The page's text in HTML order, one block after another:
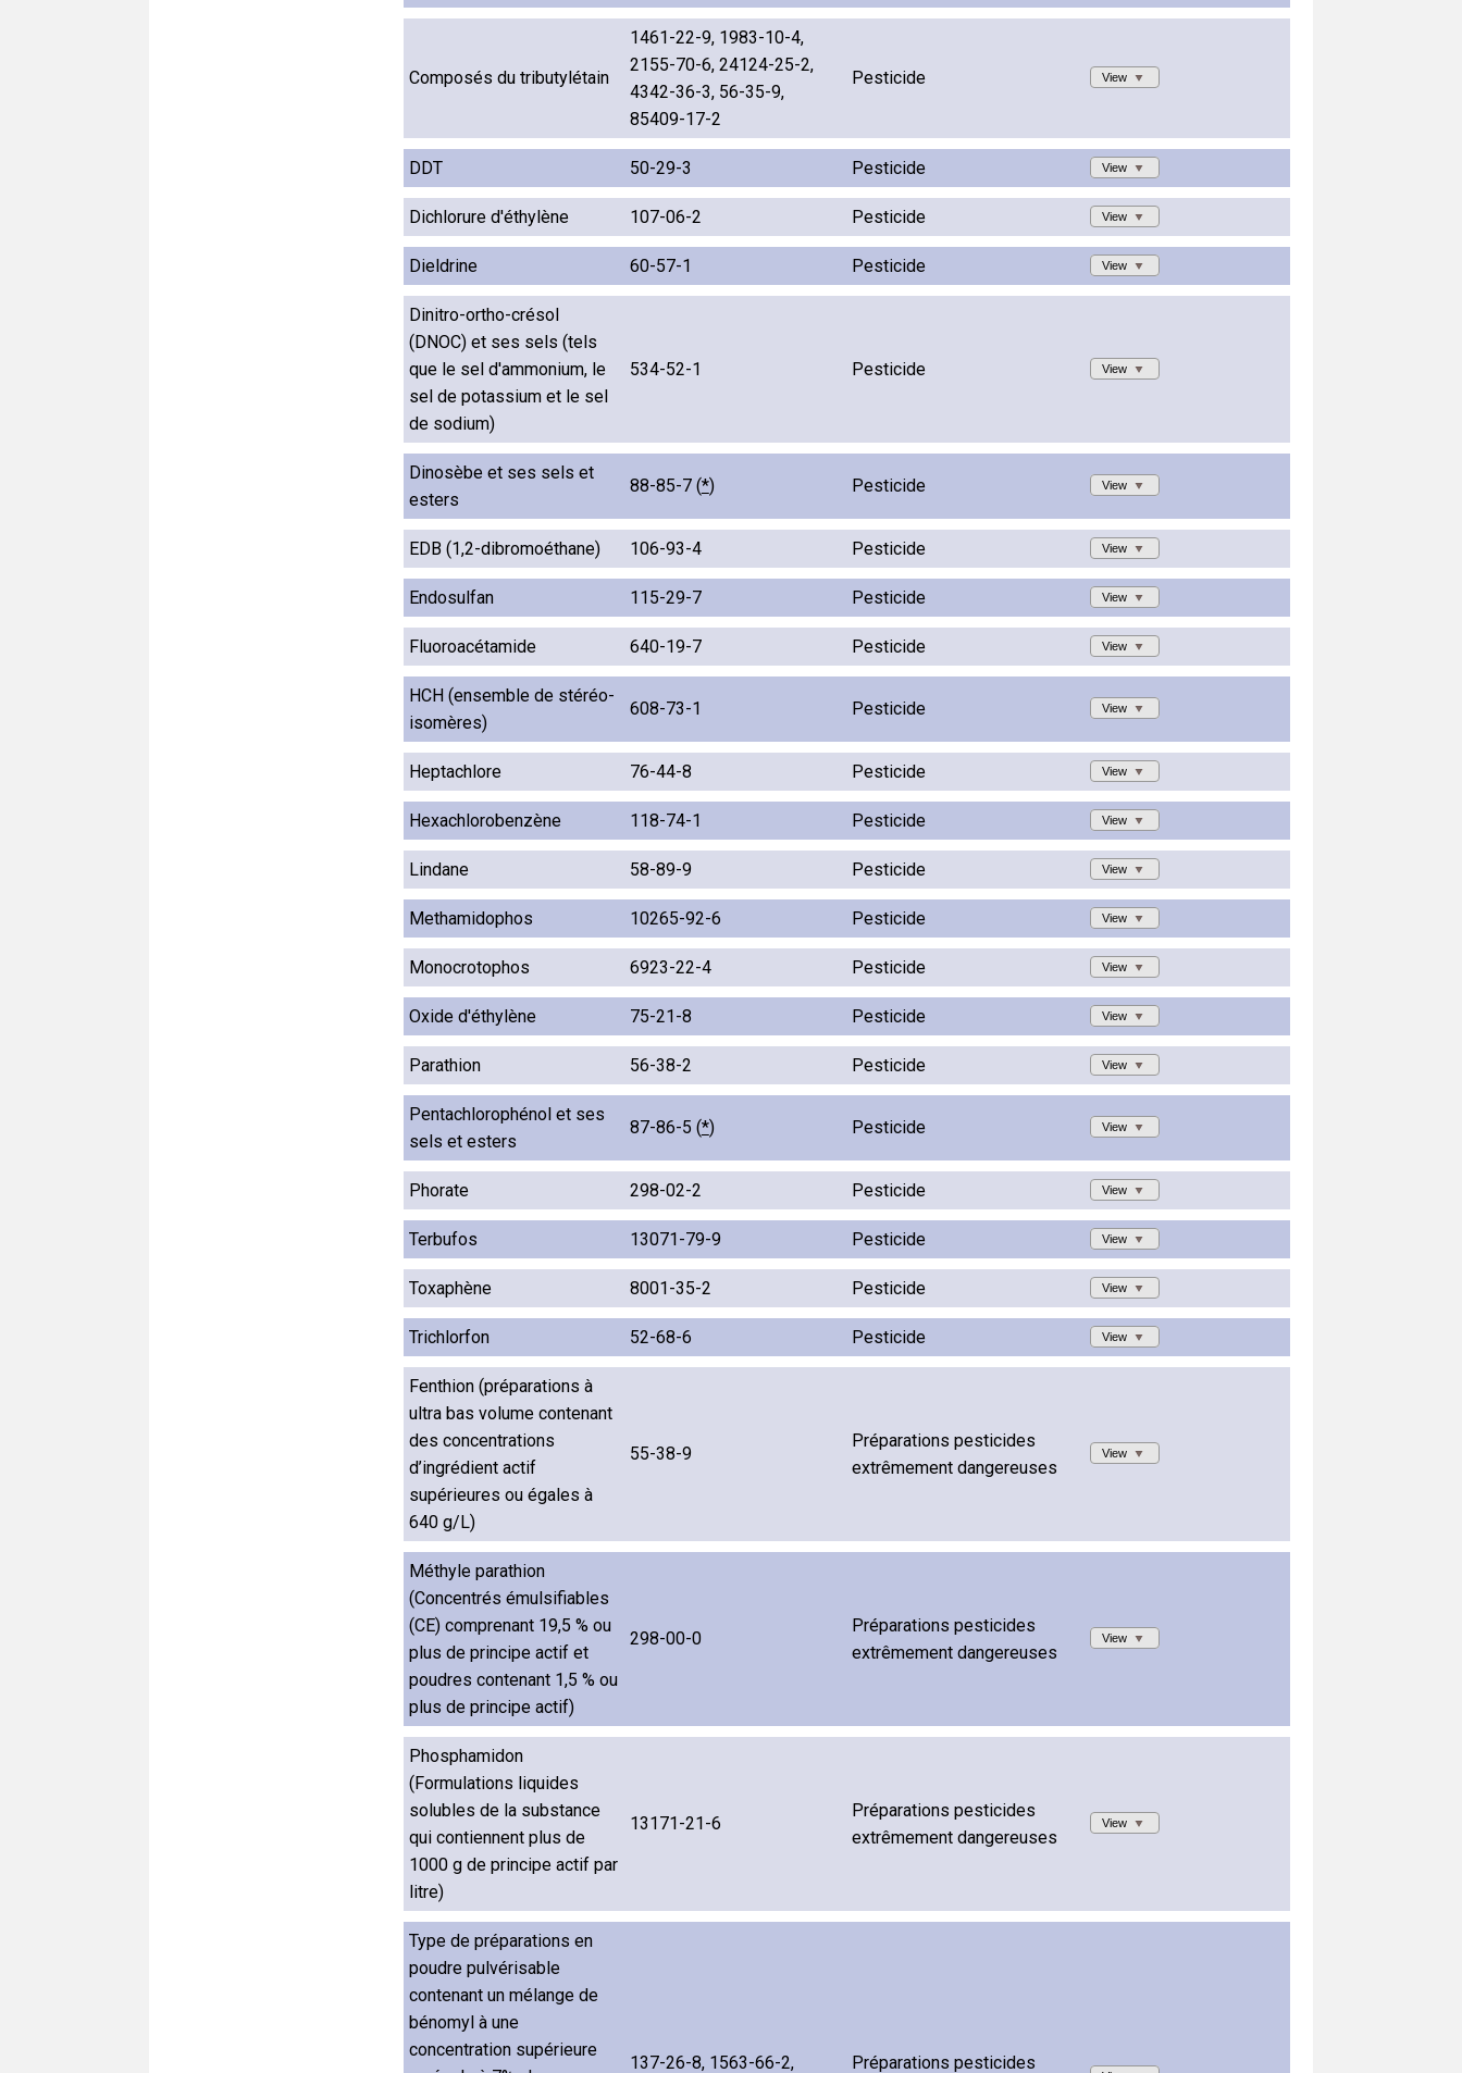
Composés du tributylétain
1461-22-9, 1983-10-4,
2155-70-6, 24124-25-2,
4342-36-3, 56-35-9,
85409-17-2
Pesticide View
DDT 50-29-3 Pesticide View
Dichlorure d'éthylène 107-06-2 Pesticide View
Dieldrine 60-57-1 Pesticide View
Dinitro-ortho-crésol
(DNOC) et ses sels (tels
que le sel d'ammonium, le
sel de potassium et le sel
de sodium)
534-52-1 Pesticide View
Dinosèbe et ses sels et
esters
88-85-7 (*) Pesticide View
EDB (1,2-dibromoéthane) 106-93-4 Pesticide View
Endosulfan 115-29-7 Pesticide View
Fluoroacétamide 640-19-7 Pesticide View
HCH (ensemble de stéréo-
isomères)
608-73-1 Pesticide View
Heptachlore 76-44-8 Pesticide View
Hexachlorobenzène 118-74-1 Pesticide View
Lindane 58-89-9 Pesticide View
Methamidophos 10265-92-6 Pesticide View
Monocrotophos 6923-22-4 Pesticide View
Oxide d'éthylène 75-21-8 Pesticide View
Parathion 56-38-2 Pesticide View
Pentachlorophénol et ses
sels et esters
87-86-5 (*) Pesticide View
Phorate 298-02-2 Pesticide View
Terbufos 13071-79-9 Pesticide View
Toxaphène 8001-35-2 Pesticide View
Trichlorfon 52-68-6 Pesticide View
Fenthion (préparations à
ultra bas volume contenant
des concentrations
d’ingrédient actif
supérieures ou égales à
640 g/L)
55-38-9
Préparations pesticides
extrêmement dangereuses
View
Méthyle parathion
(Concentrés émulsifiables
(CE) comprenant 19,5 % ou
plus de principe actif et
poudres contenant 1,5 % ou
plus de principe actif)
298-00-0
Préparations pesticides
extrêmement dangereuses
View
Phosphamidon
(Formulations liquides
solubles de la substance
qui contiennent plus de
1000 g de principe actif par
litre)
13171-21-6
Préparations pesticides
extrêmement dangereuses
View
Type de préparations en
poudre pulvérisable
contenant un mélange de
bénomyl à une
concentration supérieure
137-26-8, 1563-66-2, Préparations pesticides